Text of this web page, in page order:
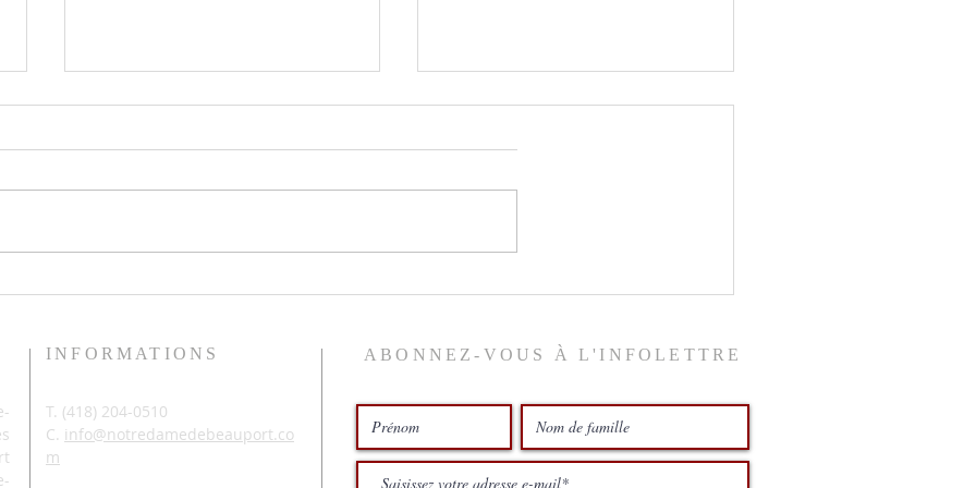
INFORMATIONS
T. (418) 204-0510
C. info@notredamedebeauport.co
m
ABONNEZ-VOUS À L'INFOLETTRE